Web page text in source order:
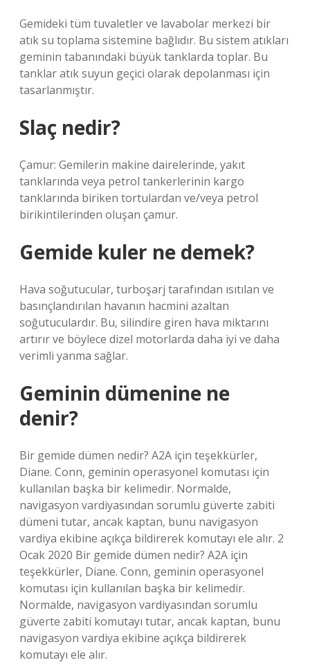
Gemideki tüm tuvaletler ve lavabolar merkezi bir
atık su toplama sistemine bağlıdır. Bu sistem atıkları
geminin tabanındaki büyük tanklarda toplar. Bu
tanklar atık suyun geçici olarak depolanması için
tasarlanmıştır.
Slaç nedir?
Çamur: Gemilerin makine dairelerinde, yakıt
tanklarında veya petrol tankerlerinin kargo
tanklarında biriken tortulardan ve/veya petrol
birikintilerinden oluşan çamur.
Gemide kuler ne demek?
Hava soğutucular, turboşarj tarafından ısıtılan ve
basınçlandırılan havanın hacmini azaltan
soğutuculardır. Bu, silindire giren hava miktarını
artırır ve böylece dizel motorlarda daha iyi ve daha
verimli yanma sağlar.
Geminin dümenine ne
denir?
Bir gemide dümen nedir? A2A için teşekkürler,
Diane. Conn, geminin operasyonel komutası için
kullanılan başka bir kelimedir. Normalde,
navigasyon vardiyasından sorumlu güverte zabiti
dümeni tutar, ancak kaptan, bunu navigasyon
vardiya ekibine açıkça bildirerek komutayı ele alır. 2
Ocak 2020 Bir gemide dümen nedir? A2A için
teşekkürler, Diane. Conn, geminin operasyonel
komutası için kullanılan başka bir kelimedir.
Normalde, navigasyon vardiyasından sorumlu
güverte zabiti komutayı tutar, ancak kaptan, bunu
navigasyon vardiya ekibine açıkça bildirerek
komutayı ele alır.